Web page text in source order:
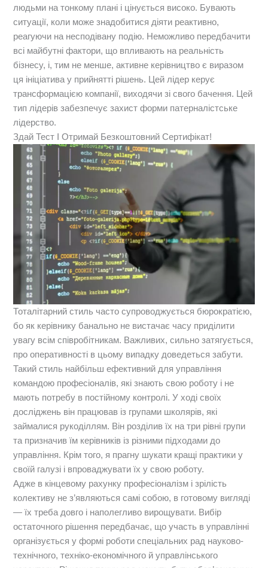
людьми на тонкому плані і цінується високо. Бувають
ситуації, коли може знадобитися діяти реактивно,
реагуючи на несподівану подію. Неможливо передбачити
всі майбутні фактори, що впливають на реальність
бізнесу, і, тим не менше, активне керівництво є виразом
ця ініціатива у прийнятті рішень. Цей лідер керує
трансформацією компанії, виходячи зі свого бачення. Цей
тип лідерів забезпечує захист форми патерналістське
лідерство.
Здай Тест І Отримай Безкоштовний Сертифікат!
Тоталітарний стиль часто супроводжується бюрократією,
бо як керівнику банально не вистачає часу приділити
увагу всім співробітникам. Важливих, сильно затягується,
про оперативності в цьому випадку доведеться забути.
Такий стиль найбільш ефективний для управління
командою професіоналів, які знають свою роботу і не
мають потребу в постійному контролі. У ході своїх
досліджень він працював із групами школярів, які
займалися рукоділлям. Він розділив їх на три рівні групи
та призначив їм керівників із різними підходами до
управління. Крім того, я прагну шукати кращі практики у
своїй галузі і впроваджувати їх у свою роботу.
Адже в кінцевому рахунку професіоналізм і зрілість
колективу не з’являються самі собою, в готовому вигляді
— їх треба довго і наполегливо вирощувати. Вибір
остаточного рішення передбачає, що участь в управлінні
організується у формі роботи спеціальних рад науково-
технічного, техніко-економічного й управлінського